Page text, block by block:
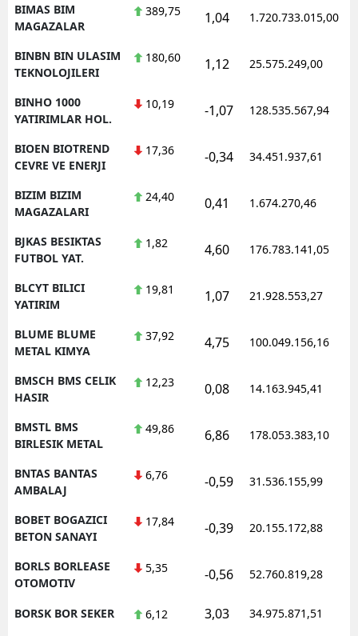
BIMAS BIM
MAGAZALAR
389,75 1,04 1.720.733.015,00
BINBN BIN ULASIM
TEKNOLOJILERI
180,60 1,12 25.575.249,00
BINHO 1000
YATIRIMLAR HOL.
10,19 -1,07 128.535.567,94
BIOEN BIOTREND
CEVRE VE ENERJI
17,36 -0,34 34.451.937,61
BIZIM BIZIM
MAGAZALARI
24,40 0,41 1.674.270,46
BJKAS BESIKTAS
FUTBOL YAT.
1,82 4,60 176.783.141,05
BLCYT BILICI
YATIRIM
19,81 1,07 21.928.553,27
BLUME BLUME
METAL KIMYA
37,92 4,75 100.049.156,16
BMSCH BMS CELIK
HASIR
12,23 0,08 14.163.945,41
BMSTL BMS
BIRLESIK METAL
49,86 6,86 178.053.383,10
BNTAS BANTAS
AMBALAJ
6,76 -0,59 31.536.155,99
BOBET BOGAZICI
BETON SANAYI
17,84 -0,39 20.155.172,88
BORLS BORLEASE
OTOMOTIV
5,35 -0,56 52.760.819,28
BORSK BOR SEKER 6,12 3,03 34.975.871,51